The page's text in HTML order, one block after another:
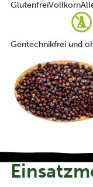
GlutenfreiVollkorn
Gentechnikfrei und